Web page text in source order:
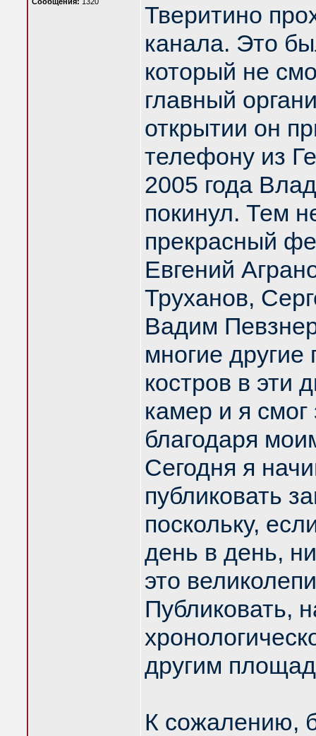
Тверитино
канала. Это
который не
главный
открытии он
телефону из
2005 года
покинул. Тем
прекрасный
Евгений
Труханов,
Вадим
многие другие
костров в эти
камер и я смог
благодаря
Сегодня я
публиковать
поскольку,
день в день,
это
Публиковать,
другим
К сожалению,